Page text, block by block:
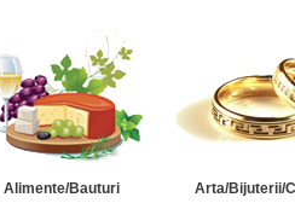
Alimente/Bauturi Arta/Bijuterii/